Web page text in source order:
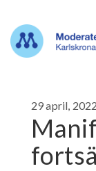
29 april, 2022